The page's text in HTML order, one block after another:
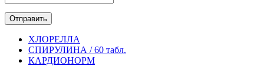
ХЛОРЕЛЛА
СПИРУЛИНА / 60 табл.
КАРДИОНОРМ